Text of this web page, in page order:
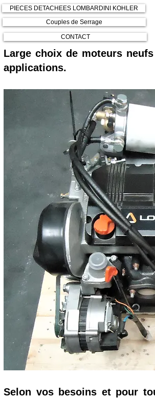
Large choix de moteurs
applications.
Selon vos besoins et pour
Couples de Serrage
CONTACT
PIECES DETACHEES LOMBARDINI KOHLER